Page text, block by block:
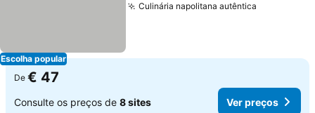
Escolha popular
Culinária napolitana autêntica
De € 47
Consulte os preços de 8 sites Ver preços